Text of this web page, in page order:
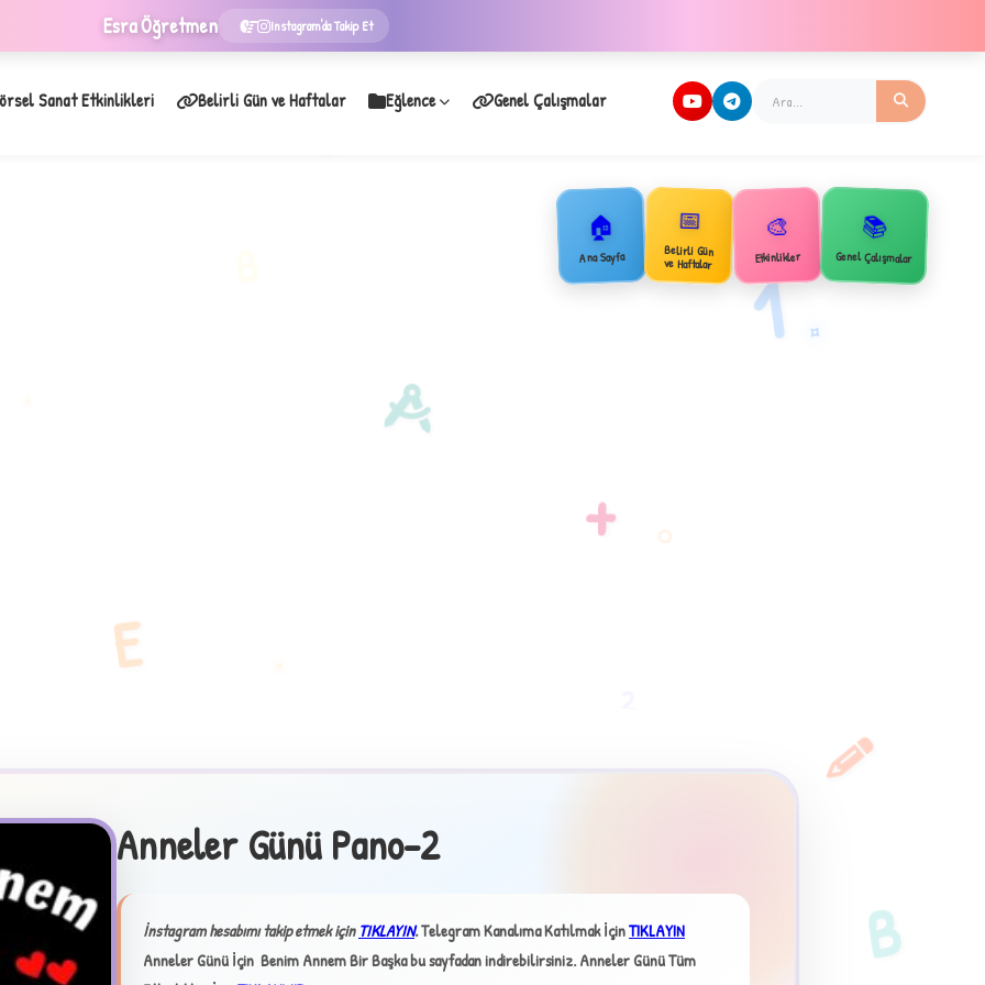
EsraÖğretmen Instagram'da Takip Et
✧
Sanat Etkinlikleri Belirli Gün ve Haftalar Eğlence Genel Çalışmalar
🏠
Ana Sayfa
📅
Belirli Gün
ve Haftalar
🎨
Etkinlikler
📚
Genel Çalışmalar
Anneler Günü Pano-2
İnstagram hesabımı takip etmek içinTIKLAYIN.Telegram Kanalıma Katılmak İçinTIKLAYIN
Anneler Günü İçin Benim Annem Bir Başka bu sayfadan indirebilirsiniz.Anneler Günü Tüm
B
E
1
+